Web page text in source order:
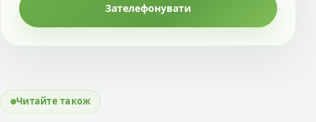
Зателефонувати
Читайте також